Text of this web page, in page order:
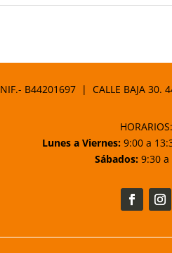
B44201697 | CALLE BAJA 30.
HORARIOS:
Lunes a Viernes:9:00 a
Sábados: 9:30 a